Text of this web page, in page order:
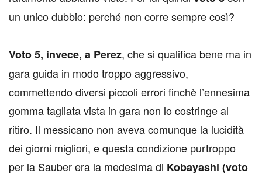
un unico dubbio: perché non corre sempre così?
Voto 5, invece, a Perez, che si qualifica bene ma in
gara guida in modo troppo aggressivo,
commettendo diversi piccoli errori finchè l’ennesima
gomma tagliata vista in gara non lo costringe al
ritiro. Il messicano non aveva comunque la lucidità
dei giorni migliori, e questa condizione purtroppo
per la Sauber era la medesima di Kobayashi (voto